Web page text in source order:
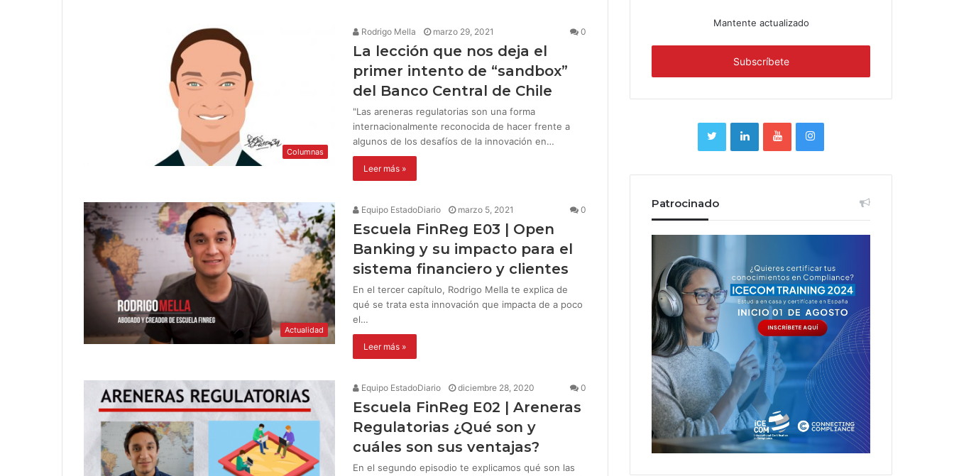
Columnas
Rodrigo Mella marzo 29, 2021 0
La lección que nos deja el
primer intento de “sandbox”
del Banco Central de Chile
"Las areneras regulatorias son una forma
internacionalmente reconocida de hacer frente a
algunos de los desafíos de la innovación en…
Leer más »
Actualidad
Equipo EstadoDiario marzo 5, 2021 0
Escuela FinReg E03 | Open
Banking y su impacto para el
sistema financiero y clientes
En el tercer capítulo, Rodrigo Mella te explica de
qué se trata esta innovación que impacta de a poco
el…
Leer más »
Equipo EstadoDiario diciembre 28, 2020 0
Escuela FinReg E02 | Areneras
Regulatorias ¿Qué son y
cuáles son sus ventajas?
En el segundo episodio te explicamos qué son las
Mantente actualizado
Patrocinado